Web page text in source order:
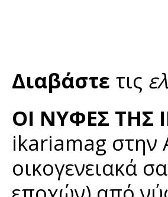
Διαβάστε τις
ΟΙ ΝΥΦΕΣ ΤΗΣ
ikariamag στην
οικογενειακά